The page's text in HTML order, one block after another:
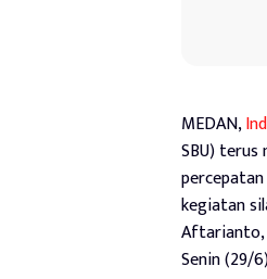
MEDAN,
SBU)
kegiatan
Aftarianto,
Senin (29/